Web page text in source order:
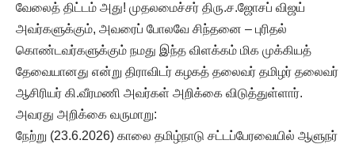
வேலைத் திட்டம் அது! முதலமைச்சர் திரு.ச.ஜோசப் விஜய்
அவர்களுக்கும், அவரைப் போலவே சிந்தனை – புரிதல்
கொண்டவர்களுக்கும் நமது இந்த விளக்கம் மிக முக்கியத்
தேவையானது என்று திராவிடர் கழகத் தலைவர் தமிழர் தலைவர்
ஆசிரியர் கி.வீரமணி அவர்கள் அறிக்கை விடுத்துள்ளார்.
அவரது அறிக்கை வருமாறு:
நேற்று (23.6.2026) காலை தமிழ்நாடு சட்டப்பேரவையில் ஆளுநர்